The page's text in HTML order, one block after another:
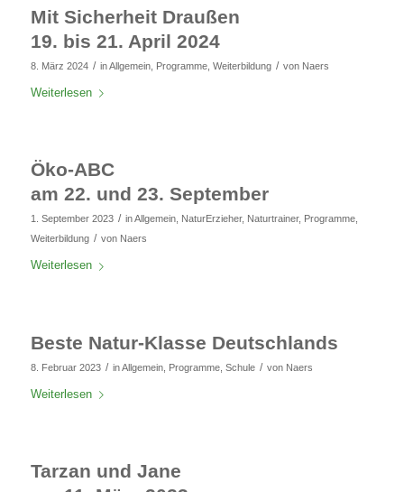
Mit Sicherheit Draußen
19. bis 21. April 2024
8. März 2024 / inAllgemein, Programme, Weiterbildung / von Naers
Weiterlesen
Öko-ABC
am 22. und 23. September
1. September 2023 / inAllgemein, NaturErzieher, Naturtrainer, Programme,
Weiterbildung / von Naers
Weiterlesen
Beste Natur-Klasse Deutschlands
8. Februar 2023 / inAllgemein, Programme, Schule / von Naers
Weiterlesen
Tarzan und Jane